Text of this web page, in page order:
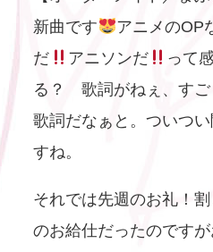
新曲です
アニメのOP
だ
アニソンだ
って
る？ 歌詞がねぇ、すご
歌詞だなぁと。ついつ
すね。
それでは先週のお礼！
のお給仕だったのです